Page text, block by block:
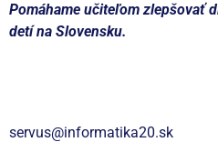
Pomáhame učiteľom zlepšovať
detí na Slovensku.
servus@informatika20.sk